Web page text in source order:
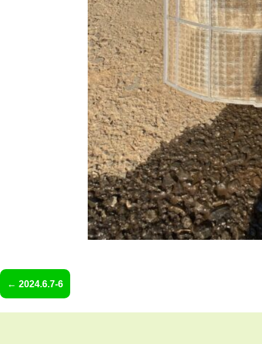
2024.6.7-6